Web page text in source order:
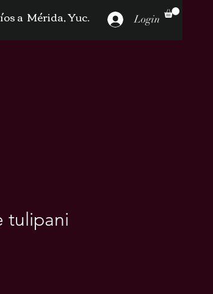
a Mérida, Yuc. Login
tulipani